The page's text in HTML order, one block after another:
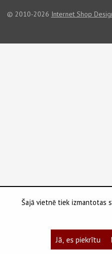
© 2010-2026 Internet Shop
Šajā vietnē tiek izmantotas
Jā, es piekrītu